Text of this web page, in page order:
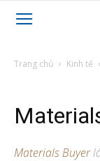
Trang chủ Kinh tế
Materials Buyer